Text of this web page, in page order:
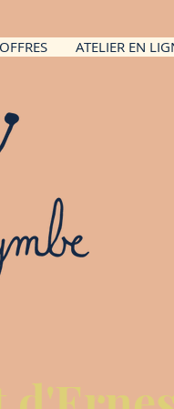
ATELIER EN